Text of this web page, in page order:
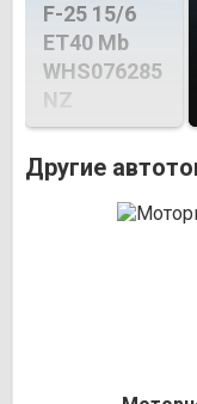
F-25 15/6
ET40 Mb
WHS076285
NZ
Другие